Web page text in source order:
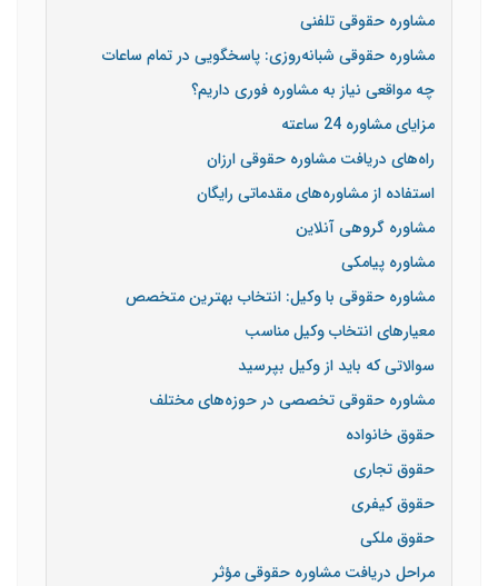
مشاوره حقوقی تلفنی
مشاوره حقوقی شبانه‌روزی: پاسخگویی در تمام ساعات
چه مواقعی نیاز به مشاوره فوری داریم؟
مزایای مشاوره 24 ساعته
راه‌های دریافت مشاوره حقوقی ارزان
استفاده از مشاوره‌های مقدماتی رایگان
مشاوره گروهی آنلاین
مشاوره پیامکی
مشاوره حقوقی با وکیل: انتخاب بهترین متخصص
معیارهای انتخاب وکیل مناسب
سوالاتی که باید از وکیل بپرسید
مشاوره حقوقی تخصصی در حوزه‌های مختلف
حقوق خانواده
حقوق تجاری
حقوق کیفری
حقوق ملکی
مراحل دریافت مشاوره حقوقی مؤثر